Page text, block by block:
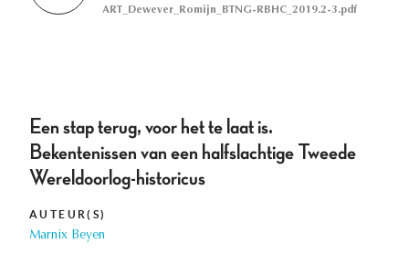
ART_Dewever_Romijn_BTNG-RBHC_2019.2-3.pdf
Een stap terug, voor het te laat is.
Bekentenissen van een halfslachtige Tweede
Wereldoorlog-historicus
AUTEUR(S)
Marnix Beyen